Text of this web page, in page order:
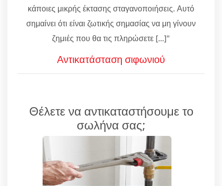
κάποιες μικρής έκτασης σταγανοποιήσεις. Αυτό
σημαίνει ότι είναι ζωτικής σημασίας να μη γίνουν
ζημιές που θα τις πληρώσετε [...]"
Αντικατάσταση σιφωνιού
Θέλετε να αντικαταστήσουμε το
σωλήνα σας;